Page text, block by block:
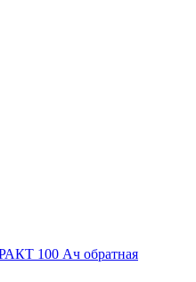
100 Ач обратная